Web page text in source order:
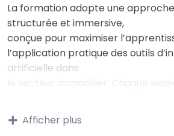
La formation adopte une
structurée et immersive,
conçue pour maximiser
l’application pratique des outils
artificielle dans
le secteur immobilier. Chaque
nécessaires à la compréhension de
ChatGPT, expliquant comment ces
Afficher plus